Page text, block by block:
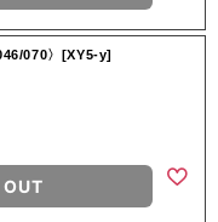
070〉[XY5-y]